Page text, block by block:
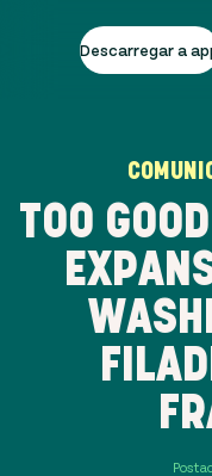
Descarregar a
TOO